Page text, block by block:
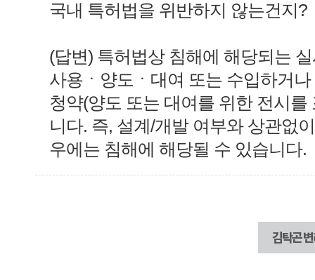
국내 특허법을 위반하지 않는건지?
(답변) 특허법상 침해에 해당되는
사용ㆍ양도ㆍ대여 또는 수입하거
청약(양도 또는 대여를 위한 전시
니다. 즉, 설계/개발 여부와 상관없
우에는 침해에 해당될 수 있습니다.
김탁곤